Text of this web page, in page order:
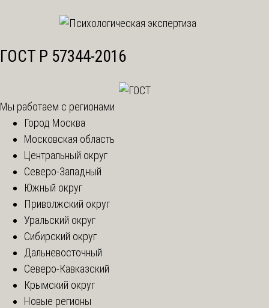
ГОСТ Р 57344-2016
Мы работаем с регионами
Город Москва
Московская область
Центральный округ
Северо-Западный
Южный округ
Приволжский округ
Уральский округ
Сибирский округ
Дальневосточный
Северо-Кавказский
Крымский округ
Новые регионы